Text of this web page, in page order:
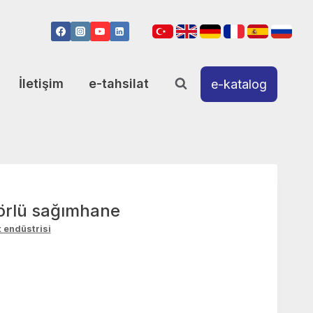
İletişim e-tahsilat e-katalog
sağımhane
endüstrisi